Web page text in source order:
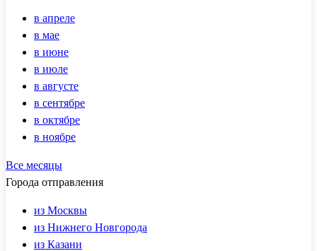
в апреле
в мае
в июне
в июле
в августе
в сентябре
в октябре
в ноябре
Все месяцы
Города отправления
из Москвы
из Нижнего Новгорода
из Казани